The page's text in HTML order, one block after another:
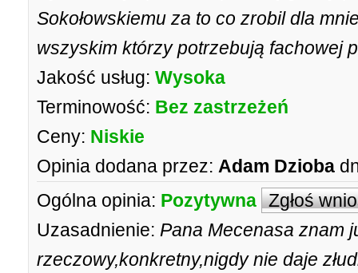
Sokołowskiemu za to co zrobil dla
wszyskim którzy potrzebują fachowej
Jakość usług: Wysoka
Terminowość: Bez zastrzeżeń
Ceny: Niskie
Opinia dodana przez: Adam Dzioba
Ogólna opinia: Pozytywna Zgłoś
Uzasadnienie: Pana Mecenasa znam
rzeczowy,konkretny,nigdy nie daje